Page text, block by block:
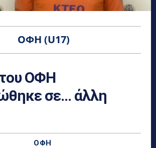
ΟΦΗ (U17)
ΟΦΗ
σε… άλλη
ΟΦΗ